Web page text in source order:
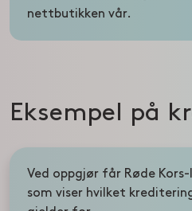
nettbutikken vår.
Eksempel på
Ved oppgjør får Røde
som viser hvilket